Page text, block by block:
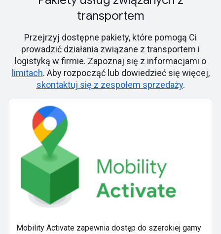
transportem
Przejrzyj dostępne pakiety, które pomogą Ci
prowadzić działania związane z transportem i
logistyką w firmie. Zapoznaj się z informacjami o
limitach. Aby rozpocząć lub dowiedzieć się więcej,
skontaktuj się z zespołem sprzedaży.
Mobility Activate zapewnia dostęp do szerokiej gamy